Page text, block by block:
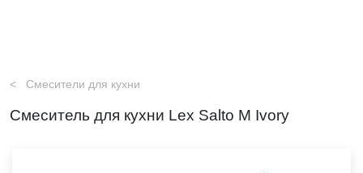
Смесители для кухни
Смеситель для кухни Lex Salto M Ivory